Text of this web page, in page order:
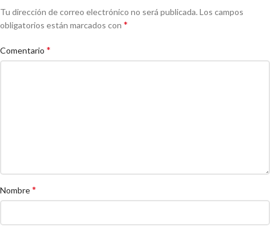
Tu dirección de correo electrónico no será publicada. Los campos
obligatorios están marcados con *
Comentario *
Nombre*